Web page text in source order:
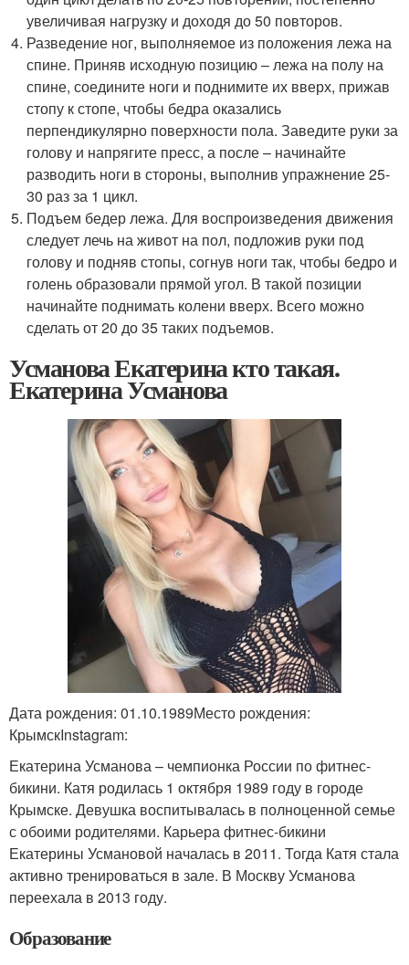
увеличивая нагрузку и доходя до 50 повторов.
Разведение ног, выполняемое из положения лежа на
спине. Приняв исходную позицию – лежа на полу на
спине, соедините ноги и поднимите их вверх, прижав
стопу к стопе, чтобы бедра оказались
перпендикулярно поверхности пола. Заведите руки за
голову и напрягите пресс, а после – начинайте
разводить ноги в стороны, выполнив упражнение 25-
30 раз за 1 цикл.
Подъем бедер лежа. Для воспроизведения движения
следует лечь на живот на пол, подложив руки под
голову и подняв стопы, согнув ноги так, чтобы бедро и
голень образовали прямой угол. В такой позиции
начинайте поднимать колени вверх. Всего можно
сделать от 20 до 35 таких подъемов.
Усманова Екатерина кто такая.
Екатерина Усманова
Дата рождения: 01.10.1989Место рождения:
КрымскInstagram:
Екатерина Усманова – чемпионка России по фитнес-
бикини. Катя родилась 1 октября 1989 году в городе
Крымске. Девушка воспитывалась в полноценной семье
с обоими родителями. Карьера фитнес-бикини
Екатерины Усмановой началась в 2011. Тогда Катя стала
активно тренироваться в зале. В Москву Усманова
переехала в 2013 году.
Образование